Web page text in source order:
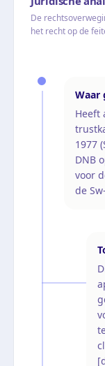
De
het recht op de
Waar
Heeft
1977
DNB
voor
de